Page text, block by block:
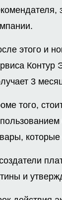
этого и
Контур
3
того,
которые
и